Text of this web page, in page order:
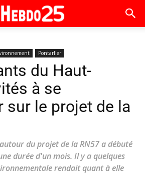
Pontarlier
du Haut-
à se
sur le projet de la
du projet de la RN57 a débuté
durée d'un mois. Il y a quelques
rendait quant à elle